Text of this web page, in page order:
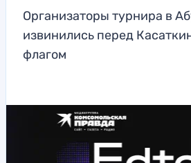
Организаторы турнира в
извинились перед
флагом